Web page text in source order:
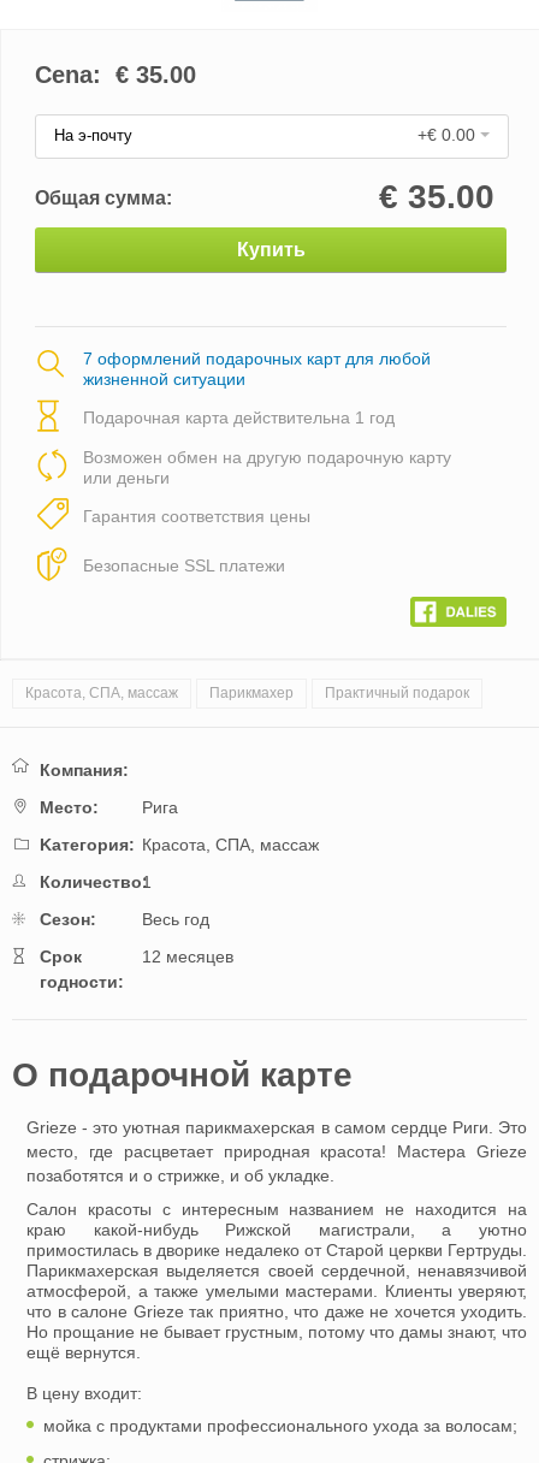
Cena: € 35.00
На э-почту +€ 0.00
Общая сумма: € 35.00
Купить
7 оформлений подарочных карт для любой
жизненной ситуации
Подарочная карта действительна 1 год
Возможен обмен на другую подарочную карту
или деньги
Гарантия соответствия цены
Безопасные SSL платежи
Красота, СПА, массаж Парикмахер Практичный подарок
Компания:
Mестo:
Рига
Kатегория: Красота, СПА, массаж
Количество:1
Cезон:
Весь год
Cрок
годности:
12 месяцев
O подарочной картe
Grieze - это уютная парикмахерская в самом сердце Риги. Это
место, где расцветает природная красота! Мастера Grieze
позаботятся и о стрижке, и об укладке.
Салон красоты с интересным названием не находится на
краю какой-нибудь Рижской магистрали, а уютно
примостилась в дворике недалеко от Старой церкви Гертруды.
Парикмахерская выделяется своей сердечной, ненавязчивой
атмосферой, а также умелыми мастерами. Клиенты уверяют,
что в салоне Grieze так приятно, что даже не хочется уходить.
Но прощание не бывает грустным, потому что дамы знают, что
ещё вернутся.
В цену входит:
мойка с продуктами профессионального ухода за волосам;